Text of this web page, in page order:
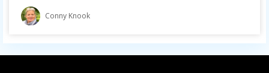
Conny Knook